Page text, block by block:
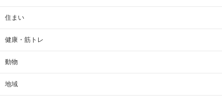
住まい
健康・筋トレ
動物
地域